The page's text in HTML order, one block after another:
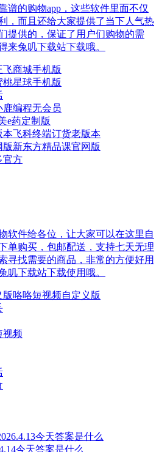
谱的购物app，这些软件里面不仅
，而且还给大家提供了当下人气热
提供的，保证了用户们购物的需
来兔叽下载站下载哦。
飞商城手机版
桃星球手机版
鹿编程无会员
e药定制版
飞科终端订货老版本
新东方精品课官网版
官方
软件给各位，让大家可以在这里自
单购买，包邮配送，支持七天无理
寻找需要的商品，非常的方便好用
叽下载站下载使用哦。
咯咯短视频自定义版
视频
今天答案是什么
今天答案是什么